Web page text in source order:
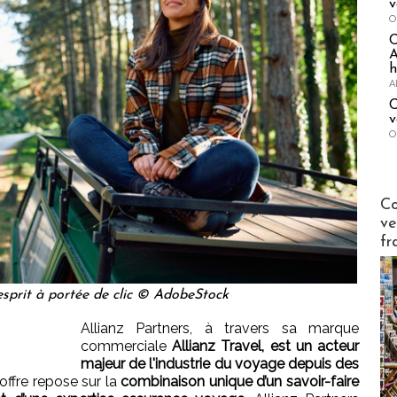
à portée de clic © AdobeStock
Allianz Partners, à travers sa marque
commercialeAllianz Travel, est un acteur
majeur de l'industrie du voyage depuis des
repose sur lacombinaison unique d’un savoir-faire